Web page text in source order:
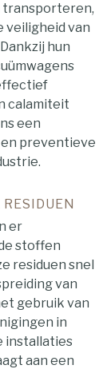
transporteren,
veiligheid van
hun
calamiteit
een
preventieve
er
stoffen
residuen snel
van
gebruik van
in
installaties
aan een